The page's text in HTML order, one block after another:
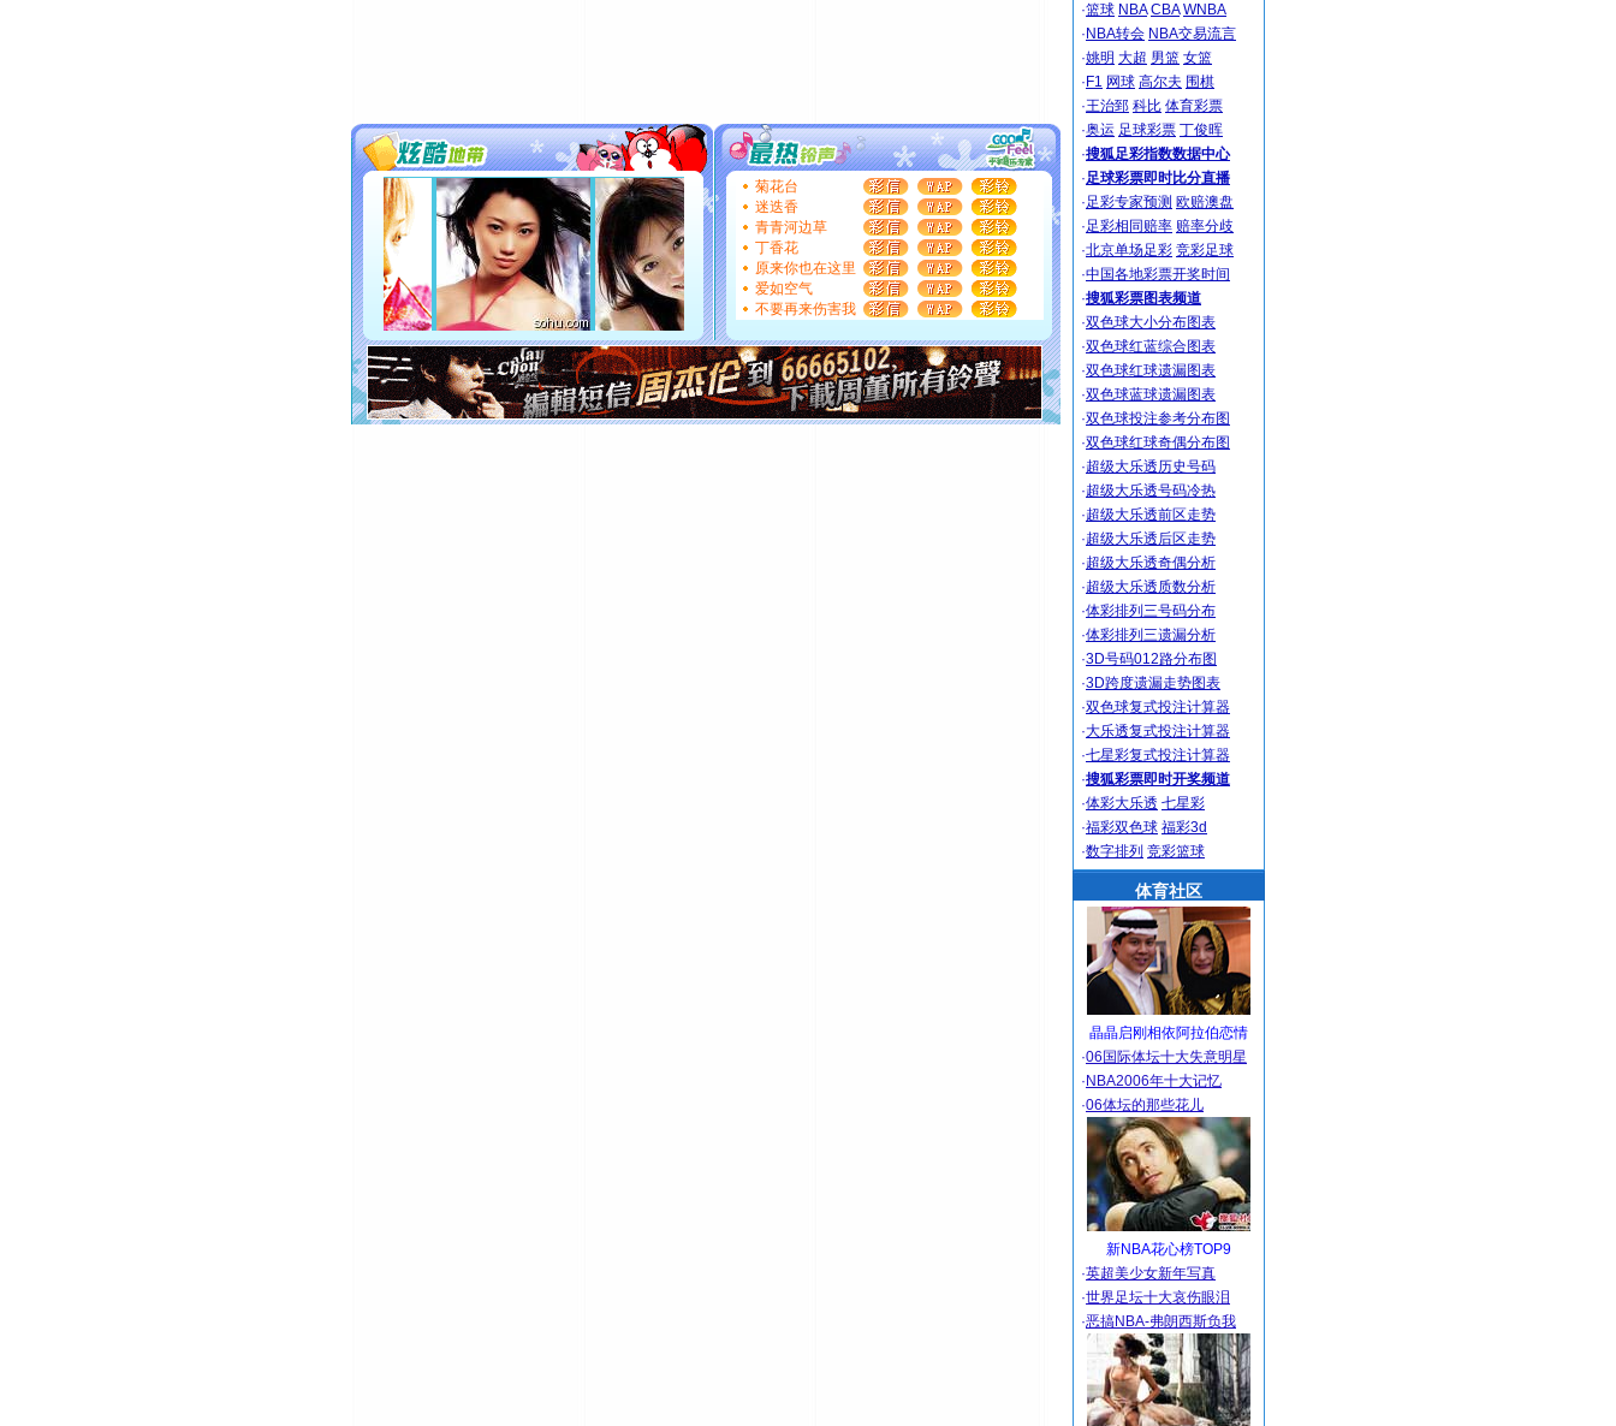
送你一棵薰衣草，愿你新年快乐！
[圣诞节]圣诞节到了，想想没什么送给你的，又不打算给
你太多，只有给你五千万：千万快乐！千万要健康！千万
要平安！千万要知足！千万不要忘记我！
[圣诞节]不只这样的日子才会想起你,而是这样的日子才
能正大光明地骚扰你,告诉你,圣诞要快乐!新年要快乐!天天
都要快乐噢!
[圣诞节]奉上一颗祝福的心,在这个特别的日子里,愿幸福,
如意,快乐,鲜花,一切美好的祝愿与你同在.圣诞快乐!
[元旦]看到你我会触电；看不到你我要充电；没有你我会
断电。爱你是我职业，想你是我事业，抱你是我特长，吻
你是我专业！水晶之恋祝你新年快乐
[元旦]如果上天让我许三个愿望，一是今生今世和你在一
菊花台
迷迭香
青青河边草
丁香花
原来你也在这里
爱如空气
不要再来伤害我
·篮球 NBA CBA WNBA
· NBA转会 NBA交易流言
·姚明 大超 男篮 女篮
· F1 网球 高尔夫 围棋
·王治郅 科比 体育彩票
·奥运 足球彩票 丁俊晖
·搜狐足彩指数数据中心
·足球彩票即时比分直播
·足彩专家预测 欧赔澳盘
·足彩相同赔率 赔率分歧
·北京单场足彩 竞彩足球
·中国各地彩票开奖时间
·搜狐彩票图表频道
·双色球大小分布图表
·双色球红蓝综合图表
·双色球红球遗漏图表
·双色球蓝球遗漏图表
·双色球投注参考分布图
·双色球红球奇偶分布图
·超级大乐透历史号码
·超级大乐透号码冷热
·超级大乐透前区走势
·超级大乐透后区走势
·超级大乐透奇偶分析
·超级大乐透质数分析
·体彩排列三号码分布
·体彩排列三遗漏分析
·3D号码012路分布图
·3D跨度遗漏走势图表
·双色球复式投注计算器
·大乐透复式投注计算器
·七星彩复式投注计算器
·搜狐彩票即时开奖频道
·体彩大乐透 七星彩
·福彩双色球 福彩3d
·数字排列 竞彩篮球
体育社区
晶晶启刚相依阿拉伯恋情
·06国际体坛十大失意明星
· NBA2006年十大记忆
·06体坛的那些花儿
新NBA花心榜TOP9
·英超美少女新年写真
·世界足坛十大哀伤眼泪
·恶搞NBA-弗朗西斯负我